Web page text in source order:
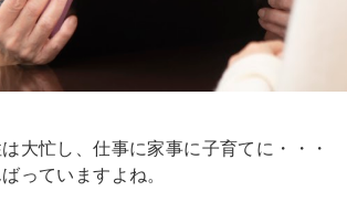
大忙し、仕事に家事に子育てに・・・
っていますよね。